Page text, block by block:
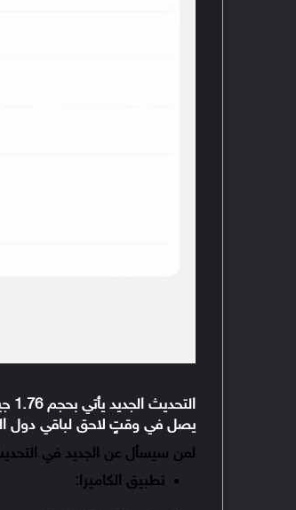
يصل في وقتٍ لاحق لباقي دول
لمن سيسأل عن الجديد في التحديث
تطبيق الكاميرا: